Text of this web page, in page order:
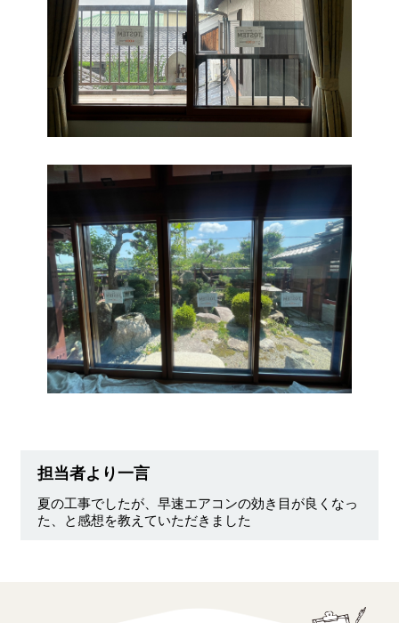
担当者より一言
夏の工事でしたが、早速エアコンの効き目が良くなっ
た、と感想を教えていただきました